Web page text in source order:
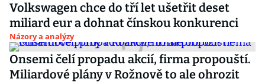
Volkswagen chce do tří let ušetřit deset
miliard eur a dohnat čínskou konkurenci
Názory a analýzy
Onsemi čelí propadu akcií, firma propouští.
Miliardové plány v Rožnově to ale ohrozit